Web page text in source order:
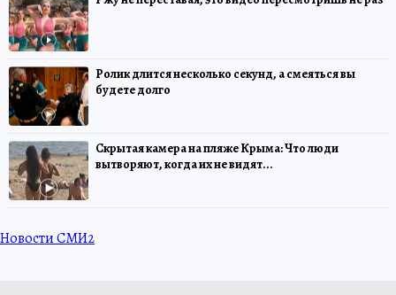
Ролик длится несколько секунд, а смеяться вы
будете долго
Скрытая камера на пляже Крыма: Что люди
вытворяют, когда их не видят...
Новости СМИ2